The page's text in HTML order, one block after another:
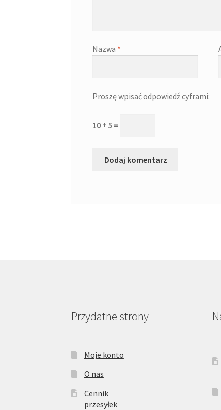
Nazwa *
Proszę wpisać odpowiedź cyframi:
10 + 5 =
Przydatne strony
Moje konto
O nas
Cennik
przesyłek